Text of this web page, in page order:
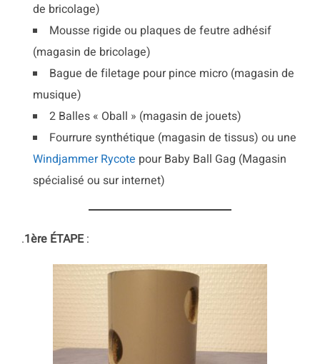
de bricolage)
Mousse rigide ou plaques de feutre adhésif
(magasin de bricolage)
Bague de filetage pour pince micro (magasin de
musique)
2 Balles « Oball » (magasin de jouets)
Fourrure synthétique (magasin de tissus) ou une
Windjammer Rycote pour Baby Ball Gag (Magasin
spécialisé ou sur internet)
.1ère ÉTAPE: